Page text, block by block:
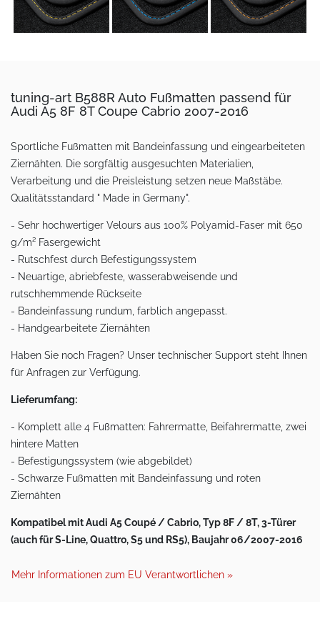
tuning-art B588R Auto Fußmatten passend für
Audi A5 8F 8T Coupe Cabrio 2007-2016
Sportliche Fußmatten mit Bandeinfassung und eingearbeiteten
Ziernähten. Die sorgfältig ausgesuchten Materialien,
Verarbeitung und die Preisleistung setzen neue Maßstäbe.
Qualitätsstandard " Made in Germany".
- Sehr hochwertiger Velours aus 100% Polyamid-Faser mit 650
g/m² Fasergewicht
- Rutschfest durch Befestigungssystem
- Neuartige, abriebfeste, wasserabweisende und
rutschhemmende Rückseite
- Bandeinfassung rundum, farblich angepasst.
- Handgearbeitete Ziernähten
Haben Sie noch Fragen? Unser technischer Support steht Ihnen
für Anfragen zur Verfügung.
Lieferumfang:
- Komplett alle 4 Fußmatten: Fahrermatte, Beifahrermatte, zwei
hintere Matten
- Befestigungssystem (wie abgebildet)
- Schwarze Fußmatten mit Bandeinfassung und roten
Ziernähten
Kompatibel mit Audi A5 Coupé / Cabrio, Typ 8F / 8T, 3-Türer
(auch für S-Line, Quattro, S5 und RS5), Baujahr 06/2007-2016
Mehr Informationen zum EU Verantwortlichen »